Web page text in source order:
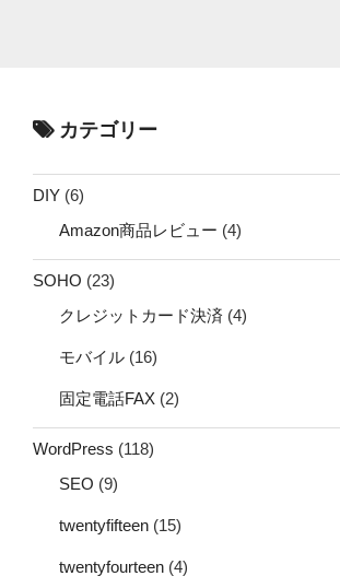
カテゴリー
DIY (6)
Amazon商品レビュー (4)
SOHO (23)
クレジットカード決済 (4)
モバイル (16)
固定電話FAX (2)
WordPress (118)
SEO (9)
twentyfifteen (15)
twentyfourteen (4)